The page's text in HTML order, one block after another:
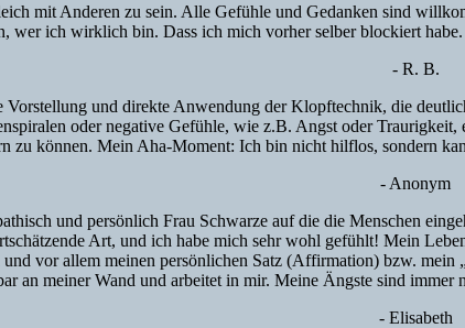
mit Anderen zu sein. Alle Gefühle und Gedanken sind
wer ich wirklich bin. Dass ich mich vorher selber blockiert
- R. B.
Vorstellung und direkte Anwendung der Klopftechnik, die
oder negative Gefühle, wie z.B. Angst oder
zu können. Mein Aha-Moment: Ich bin nicht hilflos, sondern
- Anonym
und persönlich Frau Schwarze auf die die Menschen
Art, und ich habe mich sehr wohl gefühlt! Mein
vor allem meinen persönlichen Satz (Affirmation) bzw.
an meiner Wand und arbeitet in mir. Meine Ängste sind
- Elisabeth